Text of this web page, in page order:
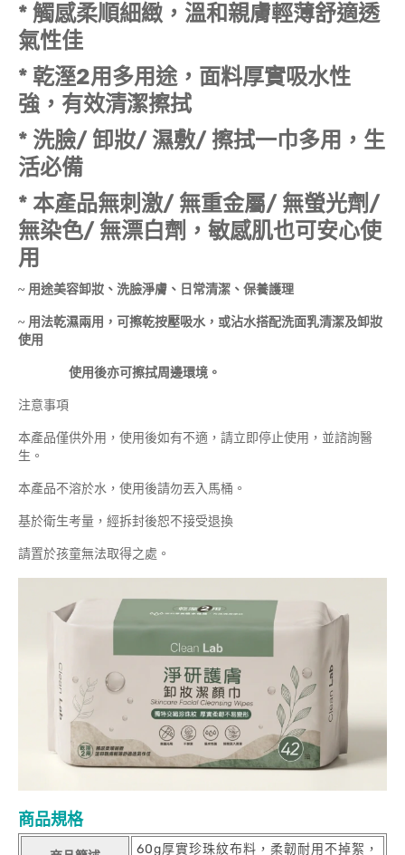
* 觸感柔順細緻，溫和親膚輕薄舒適透
氣性佳
* 乾溼2用多用途，面料厚實吸水性
強，有效清潔擦拭
* 洗臉/ 卸妝/ 濕敷/ 擦拭一巾多用，生
活必備
* 本產品無刺激/ 無重金屬/ 無螢光劑/
無染色/ 無漂白劑，敏感肌也可安心使
用
~ 用途美容卸妝、洗臉淨膚、日常清潔、保養護理
~ 用法乾濕兩用，可擦乾按壓吸水，或沾水搭配洗面乳清潔及卸妝
使用
使用後亦可擦拭周邊環境。
注意事項
本產品僅供外用，使用後如有不適，請立即停止使用，並諮詢醫
生。
本產品不溶於水，使用後請勿丟入馬桶。
基於衛生考量，經拆封後恕不接受退換
請置於孩童無法取得之處。
商品規格
60g厚實珍珠紋布料，柔韌耐用不掉絮，